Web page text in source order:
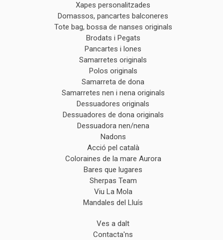
Xapes personalitzades
Domassos, pancartes balconeres
Tote bag, bossa de nanses originals
Brodats i Pegats
Pancartes i lones
Samarretes originals
Polos originals
Samarreta de dona
Samarretes nen i nena originals
Dessuadores originals
Dessuadores de dona originals
Dessuadora nen/nena
Nadons
Acció pel català
Coloraines de la mare Aurora
Bares que lugares
Sherpas Team
Viu La Mola
Mandales del Lluís
Ves a dalt
Contacta'ns